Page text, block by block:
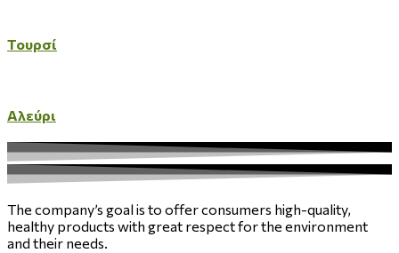
Τουρσί
Αλεύρι
The company’s goal is to offer consumers high-quality,
healthy products with great respect for the environment
and their needs.